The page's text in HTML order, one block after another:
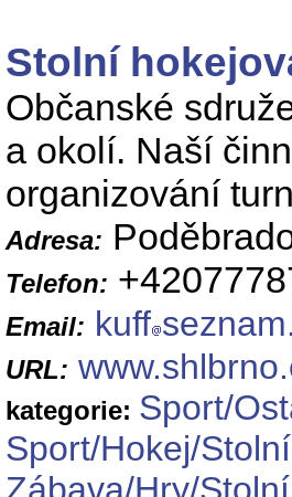
Stolní
Občanské
a okolí. Naší
organizování
Adresa:
Telefon:
Email: kuff
URL:
kategorie: Sport/
Sport/Hokej/